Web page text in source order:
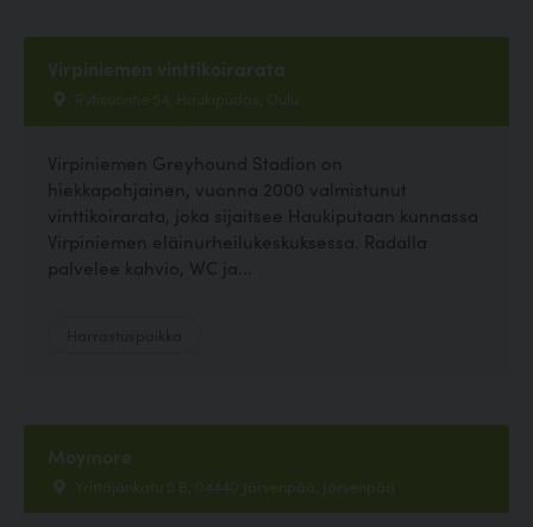
Virpiniemen vinttikoirarata
Rytisuontie 54, Haukipudas, Oulu
Virpiniemen Greyhound Stadion on
hiekkapohjainen, vuonna 2000 valmistunut
vinttikoirarata, joka sijaitsee Haukiputaan kunnassa
Virpiniemen eläinurheilukeskuksessa. Radalla
palvelee kahvio, WC ja...
Moymore
Yrittäjänkatu 5 B, 04440 Järvenpää, Järvenpää